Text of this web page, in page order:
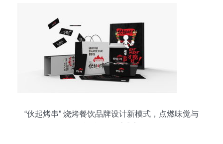
“伙起烤串” 烧烤餐饮品牌设计新模式，点燃味觉与